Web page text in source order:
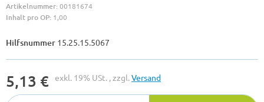
Artikelnummer:00181674
Inhalt pro OP: 1,00
Hilfsnummer 15.25.15.5067
5,13 € exkl. 19% USt. , zzgl.Versand